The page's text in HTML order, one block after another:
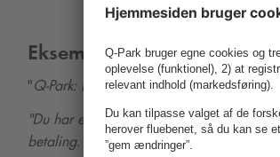
Eksempler på
"Q-Park: Der er registreret en uafsluttet
"Du har en udestående regning. Betal
betaling. https://dk-kk.-bond/dk